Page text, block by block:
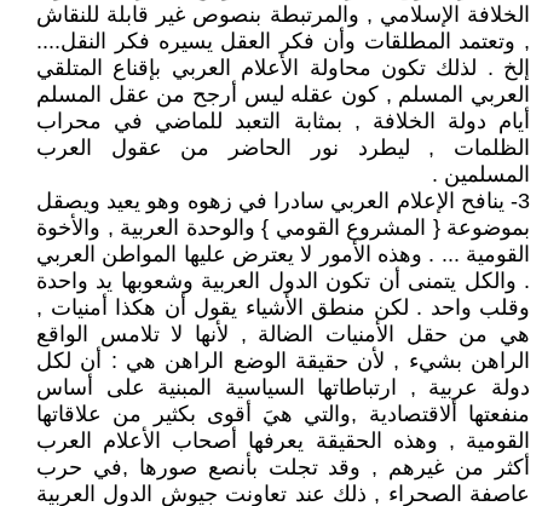
الخلافة الإسلامي , والمرتبطة بنصوص غير قابلة للنقاش
, وتعتمد المطلقات وأن فكر العقل يسيره فكر النقل....
إلخ . لذلك تكون محاولة الأعلام العربي بإقناع المتلقي
العربي المسلم , كون عقله ليس أرجح من عقل المسلم
أيام دولة الخلافة , بمثابة التعبد للماضي في محراب
الظلمات , ليطرد نور الحاضر من عقول العرب
المسلمين .
3- ينافح الإعلام العربي سادرا في زهوه وهو يعيد ويصقل
بموضوعة { المشروع القومي } والوحدة العربية , والأخوة
القومية ... . وهذه الأمور لا يعترض عليها المواطن العربي
. والكل يتمنى أن تكون الدول العربية وشعوبها يد واحدة
وقلب واحد . لكن منطق الأشياء يقول أن هكذا أمنيات ,
هي من حقل الأمنيات الضالة , لأنها لا تلامس الواقع
الراهن بشيء , لأن حقيقة الوضع الراهن هي : أن لكل
دولة عربية , ارتباطاتها السياسية المبنية على أساس
منفعتها ألاقتصادية ,والتي هيَ أقوى بكثير من علاقاتها
القومية , وهذه الحقيقة يعرفها أصحاب الأعلام العرب
أكثر من غيرهم , وقد تجلت بأنصع صورها ,في حرب
عاصفة الصحراء , ذلك عند تعاونت جيوش الدول العربية